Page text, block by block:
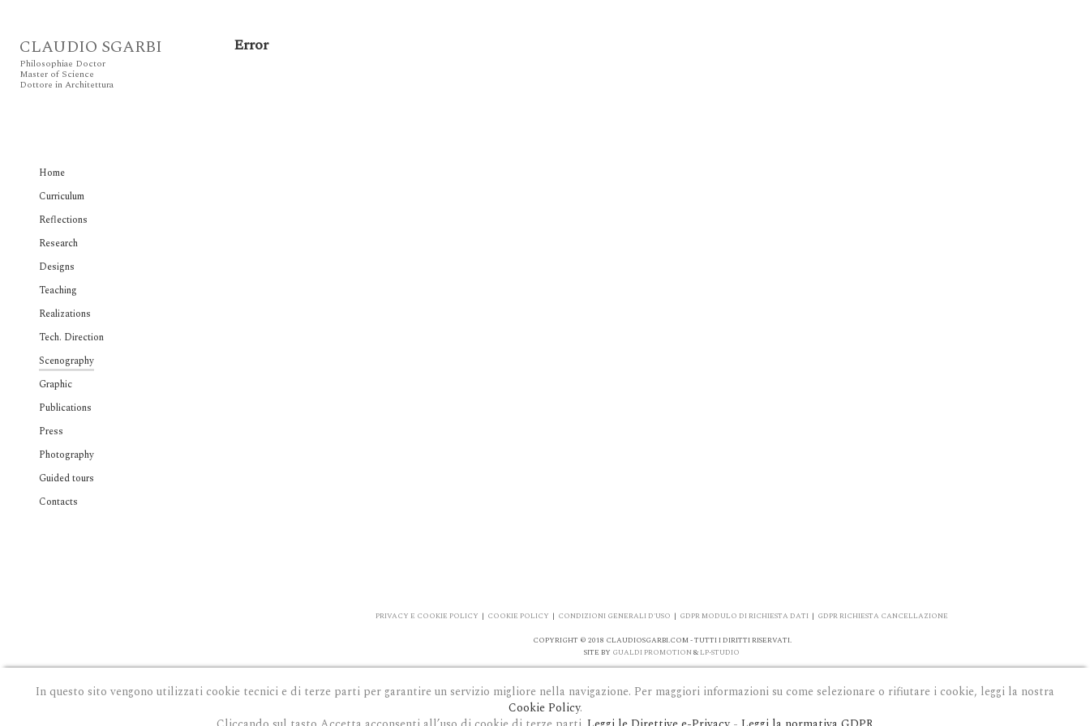
CLAUDIO SGARBI
Philosophiae Doctor
Master of Science
Dottore in Architettura
Home
Curriculum
Reflections
Research
Designs
Teaching
Realizations
Tech. Direction
Scenography
Graphic
Publications
Press
Photography
Guided tours
Contacts
Error
PRIVACY E COOKIE POLICY | COOKIE POLICY | CONDIZIONI GENERALI D'USO | GDPR MODULO DI RICHIESTA DATI | GDPR RICHIESTA CANCELLAZIONE
COPYRIGHT © 2018 CLAUDIOSGARBI.COM - TUTTI I DIRITTI RISERVATI.
SITE BY GUALDI PROMOTION & LP-STUDIO
In questo sito vengono utilizzati cookie tecnici e di terze parti per garantire un servizio migliore nella navigazione. Per maggiori informazioni su come selezionare o rifiutare i cookie, leggi la nostra
Cookie Policy.